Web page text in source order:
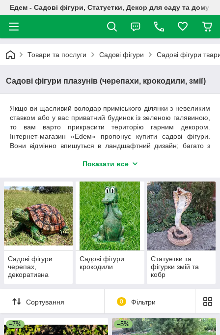
Едем - Садові фігури, Статуетки, Декор для саду та дому
Товари та послуги Садові фігури Садові фігури
Садові фігури плазунів (черепахи, крокодили, змії)
Якщо ви щасливий володар приміського ділянки з невеликим
ставком або у вас приватний будинок із зеленою галявиною,
то вам варто прикрасити територію гарним декором.
Інтернет-магазин «Еdем» пропонує купити садові фігури.
Вони відмінно впишуться в ландшафтний дизайн; багато з
тварин. Вони виготовлені з зносостійких матеріалів, яким не
Показати все
Садові фігури
черепах,
декоративна
черепаха
Садові фігури
крокодили
Статуетки та
фігурки змій та
кобр
Сортування 0 Фільтри
–7% –5%